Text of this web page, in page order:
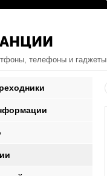
телефоны и гаджеты